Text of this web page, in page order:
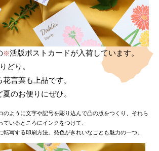
※活版ポストカードが入荷しています。
どり。
言葉も上品です。
のお便りにぜひ。
のように文字や記号を彫り込んで凸の版をつくり、それら
ているところにインクをつけて、
転写する印刷方法。発色がきれいなことも魅力の一つ。